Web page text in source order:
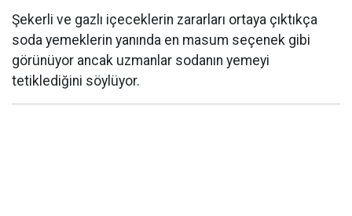
Şekerli ve gazlı içeceklerin zararları ortaya çıktıkça
soda yemeklerin yanında en masum seçenek gibi
görünüyor ancak uzmanlar sodanın yemeyi
tetiklediğini söylüyor.